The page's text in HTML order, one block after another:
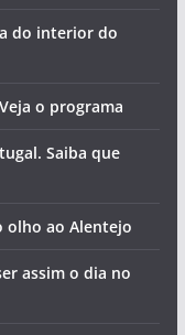
do interior do
o programa
Saiba que
olho ao Alentejo
assim o dia no